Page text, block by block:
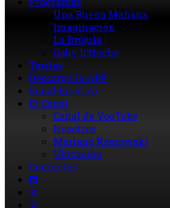
Una Buena Mañana
Imaginación
La Brújula
Gaby D’Noche
Tarifas
Descarga la APP
Señal En Vivo
El Canal
Canal de YouTube
Nosotros
Mariano Kossowski
Ubicación
Contactos